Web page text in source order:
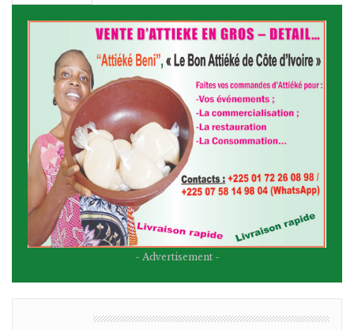
- Advertisement -